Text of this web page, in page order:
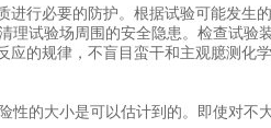
进行必要的防护。根据试验可能发生
理试验场周围的安全隐患。检查试验
应的规律，不盲目蛮干和主观臆测化
性的大小是可以估计到的。即使对